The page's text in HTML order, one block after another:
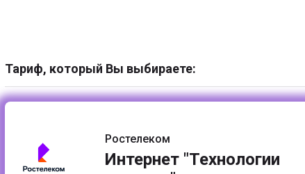
Тариф, который Вы выбираете:
Ростелеком
Интернет "Технологии